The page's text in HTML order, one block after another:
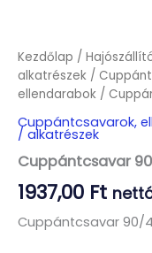
Kezdőlap /
alkatrészek /
ellendarabok /
Cuppántcsavarok,
/ alkatrészek
Cuppántcsavar
1937,00 Ft
Cuppántcsavar 90/